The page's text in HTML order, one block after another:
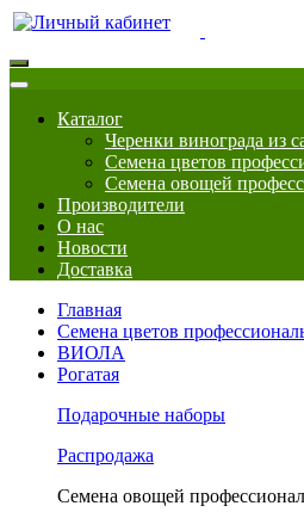
Каталог
Черенки винограда из
Семена цветов
Семена овощей
Производители
О нас
Новости
Доставка
Главная
Семена цветов
ВИОЛА
Рогатая
Подарочные наборы
Распродажа
Семена овощей